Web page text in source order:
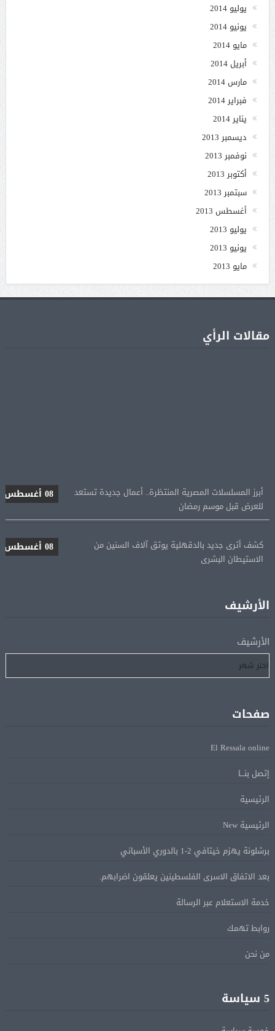
يوليو 2014
يونيو 2014
مايو 2014
أبريل 2014
مارس 2014
فبراير 2014
يناير 2014
ديسمبر 2013
نوفمبر 2013
أكتوبر 2013
سبتمبر 2013
أغسطس 2013
يوليو 2013
يونيو 2013
مايو 2013
مقالات الرأي
للعرض قبل موسم رمضان
الاستيطان البشرى
المؤهلة لأولمبياد 2028
إسبانيا تعيد فرض الرقابة على حدودها مع إيطاليا وسط
خلاف متصاعد بشأن الهجرة
عبر المفاوضات
Alcool américain au Canada: «Carney risque d’être pris en
sandwich entre Trump et les provinces»
«Aucune négociation ne peut être bonne avec
l’administration Trump en ce moment», estime une
spécialiste en droit commercial
إلى 6,4%
الأرشيف
الأرشيف
صفحات
El Ressala online
إتصل بنـــا
الرئيسية
الرئيسية New
برشلونة يهزم خيتافي 2-1 بالدوري الأسباني
بعد الاتفاق الاسرى الفلسطينين يعلقون اضرابهم.
خدمة الاستعلام عبر الرسالة
روابط تهمك
من نحن
5 سياسة